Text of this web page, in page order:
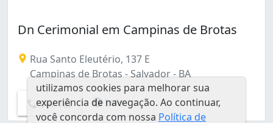
Dn Cerimonial em Campinas de Brotas
Rua Santo Eleutério, 137 E
Campinas de Brotas - Salvador - BA
Ver Tel Info
utilizamos cookies para melhorar sua
experiência de navegação. Ao continuar,
você concorda com nossa Política de